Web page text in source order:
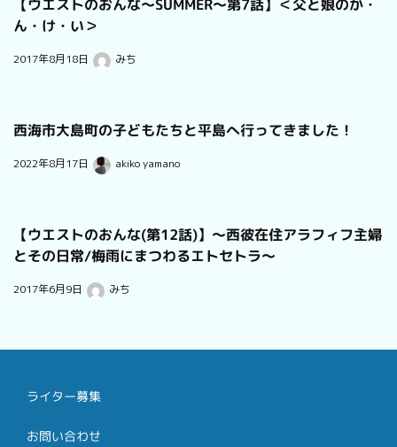
【ウエストのおんな～SUMMER～第7話】＜父と娘のか・
ん・け・い＞
2017年8月18日 みち
西海市大島町の子どもたちと平島へ行ってきました！
2022年8月17日 akiko yamano
【ウエストのおんな(第12話)】～西彼在住アラフィフ主婦
とその日常/梅雨にまつわるエトセトラ～
2017年6月9日 みち
ライター募集
お問い合わせ